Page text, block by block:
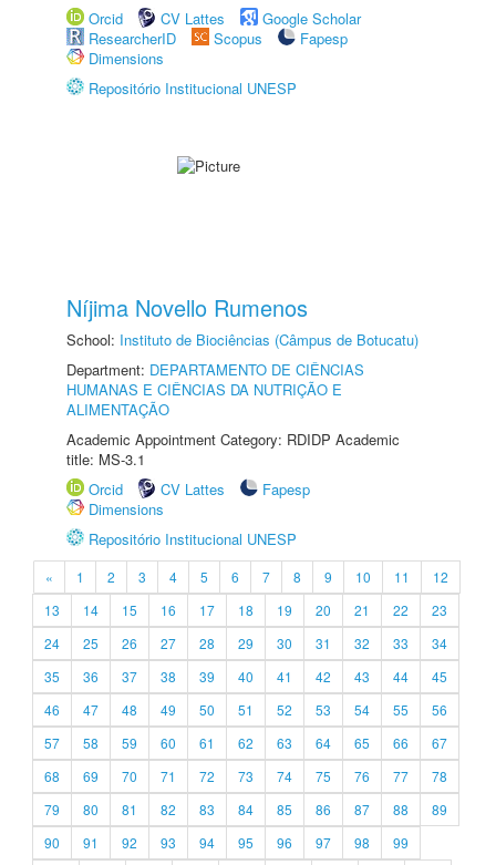
Orcid
CV Lattes
Google Scholar
ResearcherID
Scopus
Fapesp
Dimensions
Repositório Institucional UNESP
Níjima Novello Rumenos
School: Instituto de Biociências (Câmpus de Botucatu)
Department: DEPARTAMENTO DE CIÊNCIAS
HUMANAS E CIÊNCIAS DA NUTRIÇÃO E
ALIMENTAÇÃO
Academic Appointment Category: RDIDP Academic
title: MS-3.1
Orcid
CV Lattes
Fapesp
Dimensions
Repositório Institucional UNESP
« 1 2 3 4 5 6 7 8 9 10 11
12
13
14 15 16 17 18 19 20 21 22
23
24
25 26 27 28 29 30 31 32 33
34
35
36 37 38 39 40 41 42 43 44
45
46
47 48 49 50 51 52 53 54 55
56
57
58 59 60 61 62 63 64 65 66
67
68
69 70 71 72 73 74 75 76 77
78
79
80 81 82 83 84 85 86 87 88
89
90
91 92 93 94 95 96 97 98
99